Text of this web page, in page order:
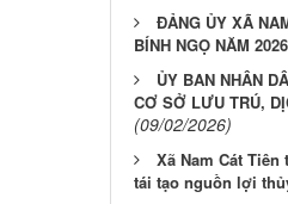
ĐẢNG ỦY XÃ
BÍNH NGỌ NĂM 2026
ỦY BAN NHÂN
CƠ SỞ LƯU TRÚ,
(09/02/2026)
Xã Nam Cát
tái tạo nguồn lợi